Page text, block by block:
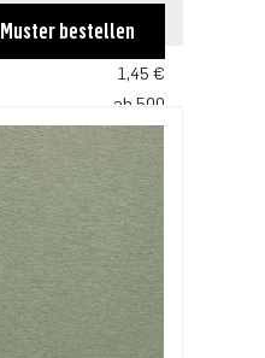
ab 250
1,45 €
ab 500
1,41 €
ab 1250
1,21 €
ab 2500
0,97 €
Muster bestellen